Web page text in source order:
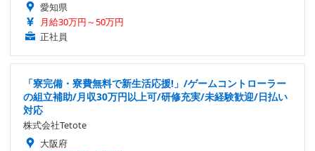
愛知県
月給30万円～50万円
正社員
「寮完備・寮費無料で新生活応援!」/ゲームコントローラー
の組立補助/月収30万円以上可/研修充実/未経験歓迎/日払い
対応
株式会社Tetote
大阪府